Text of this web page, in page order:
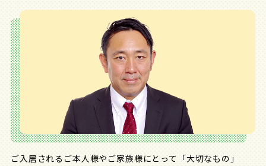
ご入居されるご本人様やご家族様にとって「大切なもの」